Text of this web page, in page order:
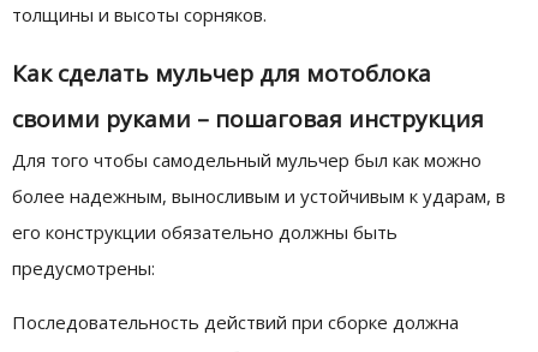
толщины и высоты сорняков.
Как сделать мульчер для мотоблока
своими руками – пошаговая инструкция
Для того чтобы самодельный мульчер был как можно
более надежным, выносливым и устойчивым к ударам, в
его конструкции обязательно должны быть
предусмотрены:
Последовательность действий при сборке должна